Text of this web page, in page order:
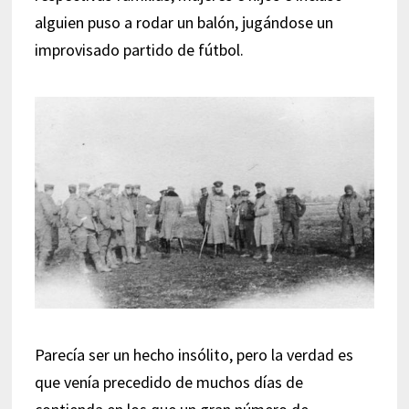
alguien puso a rodar un balón, jugándose un
improvisado partido de fútbol.
Parecía ser un hecho insólito, pero la verdad es
que venía precedido de muchos días de